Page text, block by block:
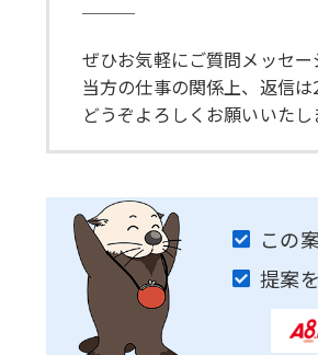
ぜひお気軽にご質問メッセー
当方の仕事の関係上、返信
どうぞよろしくお願いいたし
この
提案